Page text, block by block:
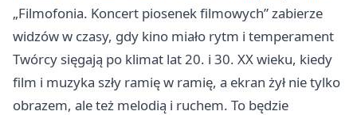
„Filmofonia. Koncert piosenek filmowych” zabierze
widzów w czasy, gdy kino miało rytm i temperament
Twórcy sięgają po klimat lat 20. i 30. XX wieku, kiedy
film i muzyka szły ramię w ramię, a ekran żył nie tylko
obrazem, ale też melodią i ruchem. To będzie